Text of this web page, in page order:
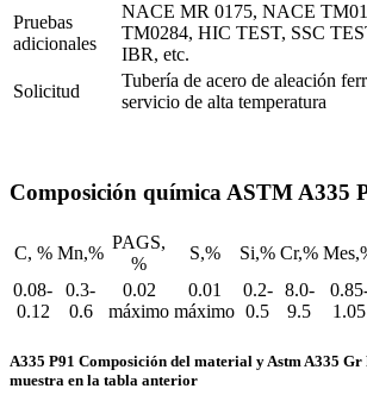
Pruebas
adicionales
NACE MR 0175, NACE
TM0284, HIC TEST, SSC
IBR, etc.
Solicitud
Tubería de acero de aleación
servicio de alta temperatura
Composición química ASTM A335
C, % Mn,%
PAGS,
%
S,% Si,% Cr,%
0.08-
0.12
0.3-
0.6
0.02
máximo
0.01
máximo
0.2-
0.5
8.0-
9.5
1.05
A335 P91 Composición del material y Astm A335 Gr
muestra en la tabla anterior